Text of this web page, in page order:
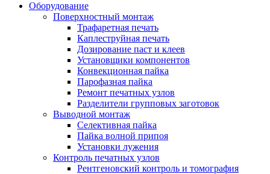
Оборудование
Поверхностный монтаж
Трафаретная печать
Каплеструйная печать
Дозирование паст и клеев
Установщики компонентов
Конвекционная пайка
Парофазная пайка
Ремонт печатных узлов
Разделители групповых заготовок
Выводной монтаж
Селективная пайка
Пайка волной припоя
Установки лужения
Контроль печатных узлов
Рентгеновский контроль и томография